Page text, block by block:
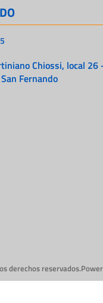
Chiossi, local 26
Fernando
derechos reservados.